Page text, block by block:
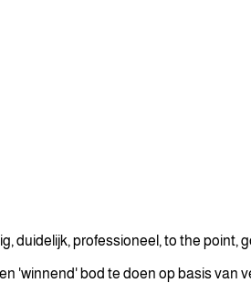
duidelijk, professioneel, to the
'winnend' bod te doen op basis van